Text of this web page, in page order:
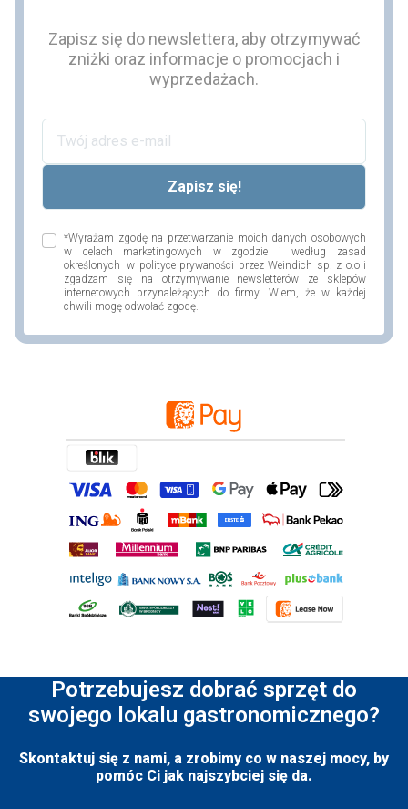
Zapisz się do newslettera, aby otrzymywać
zniżki oraz informacje o promocjach i
wyprzedażach.
*Wyrażam zgodę na przetwarzanie moich danych osobowych
w celach marketingowych w zgodzie i według zasad
określonych w polityce prywaności przez Weindich sp. z o.o i
zgadzam się na otrzymywanie newsletterów ze sklepów
internetowych przynależących do firmy. Wiem, że w każdej
chwili mogę odwołać zgodę.
Potrzebujesz dobrać sprzęt do
swojego lokalu gastronomicznego?
Skontaktuj się z nami, a zrobimy co w naszej mocy, by
pomóc Ci jak najszybciej się da.